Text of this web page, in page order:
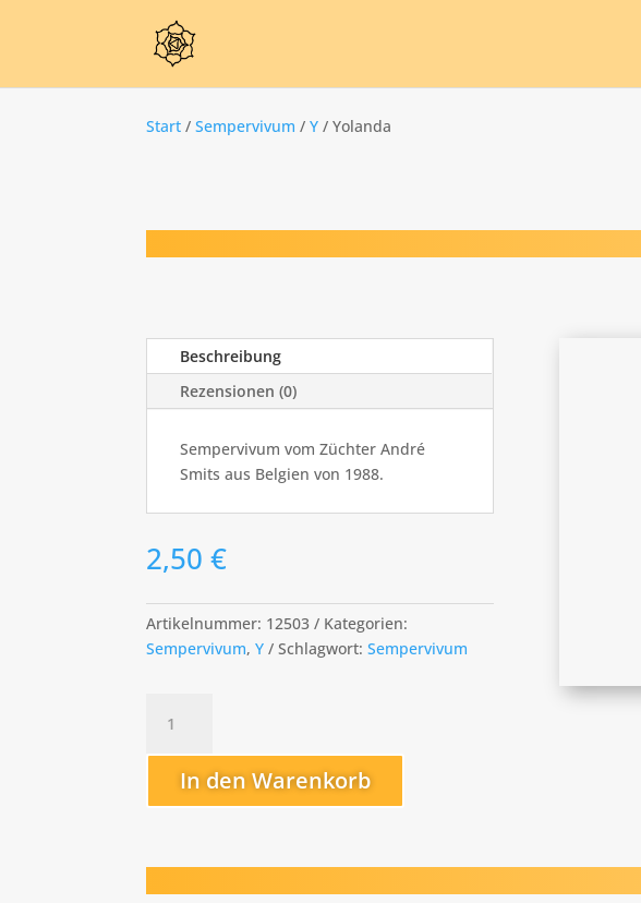
Start /Sempervivum /Y / Yolanda
Beschreibung
Rezensionen (0)
Sempervivum vom Züchter André
Smits aus Belgien von 1988.
2,50€
Artikelnummer: 12503
Kategorien:
Sempervivum,Y Schlagwort:Sempervivum
Menge
In den Warenkorb